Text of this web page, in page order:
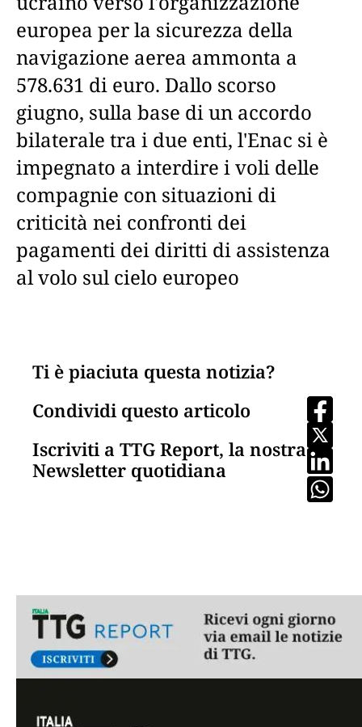
europea per la sicurezza della
navigazione aerea ammonta a
578.631 di euro. Dallo scorso
giugno, sulla base di un accordo
bilaterale tra i due enti, l'Enac si è
impegnato a interdire i voli delle
compagnie con situazioni di
criticità nei confronti dei
pagamenti dei diritti di assistenza
al volo sul cielo europeo
Ti è piaciuta questa notizia?
Condividi questo articolo
Iscriviti a TTG Report, la nostra
Newsletter quotidiana